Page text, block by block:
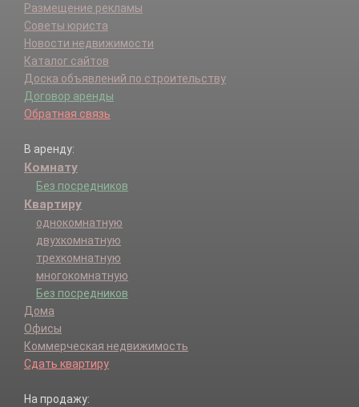
Размещение рекламы
Советы юриста
Новости недвижимости
Каталог сайтов
Доска объявлений по строительству
Договор аренды
Обратная связь
В аренду:
Комнату
Без посредников
Квартиру
однокомнатную
двухкомнатную
трехкомнатную
многокомнатную
Без посредников
Дома
Офисы
Коммерческая недвижимость
Сдать квартиру
На продажу: